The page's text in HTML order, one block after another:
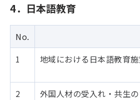
4．日本語教育
No.
1
地域における日本語教育
2 外国人材の受入れ・共生